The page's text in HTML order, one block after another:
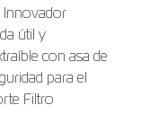
Innovador
útil y
con asa de
para el
Filtro